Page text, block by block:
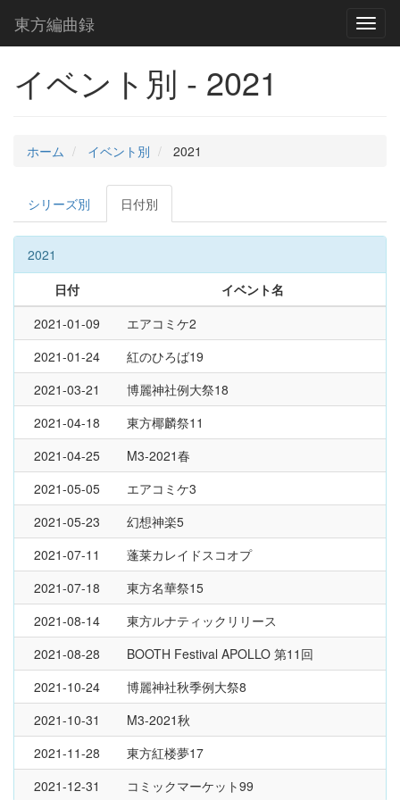
東方編曲録
イベント別 - 2021
ホーム イベント別 2021
シリーズ別 日付別
2021
日付
イベント名
2021-01-09
エアコミケ2
2021-01-24
紅のひろば19
2021-03-21
博麗神社例大祭18
2021-04-18
東方椰麟祭11
2021-04-25
M3-2021春
2021-05-05
エアコミケ3
2021-05-23
幻想神楽5
2021-07-11
蓬莱カレイドスコオプ
2021-07-18
東方名華祭15
2021-08-14
東方ルナティックリリース
2021-08-28
BOOTH Festival APOLLO 第11回
2021-10-24
博麗神社秋季例大祭8
2021-10-31
M3-2021秋
2021-11-28
東方紅楼夢17
2021-12-31
コミックマーケット99